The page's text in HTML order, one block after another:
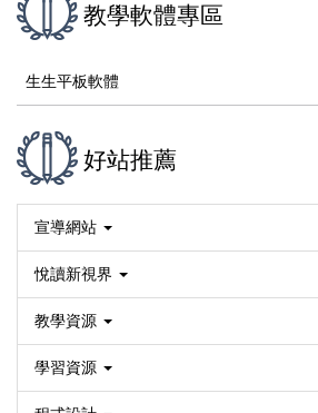
教學軟體專區
生生平板軟體
好站推薦
宣導網站
悅讀新視界
教學資源
學習資源